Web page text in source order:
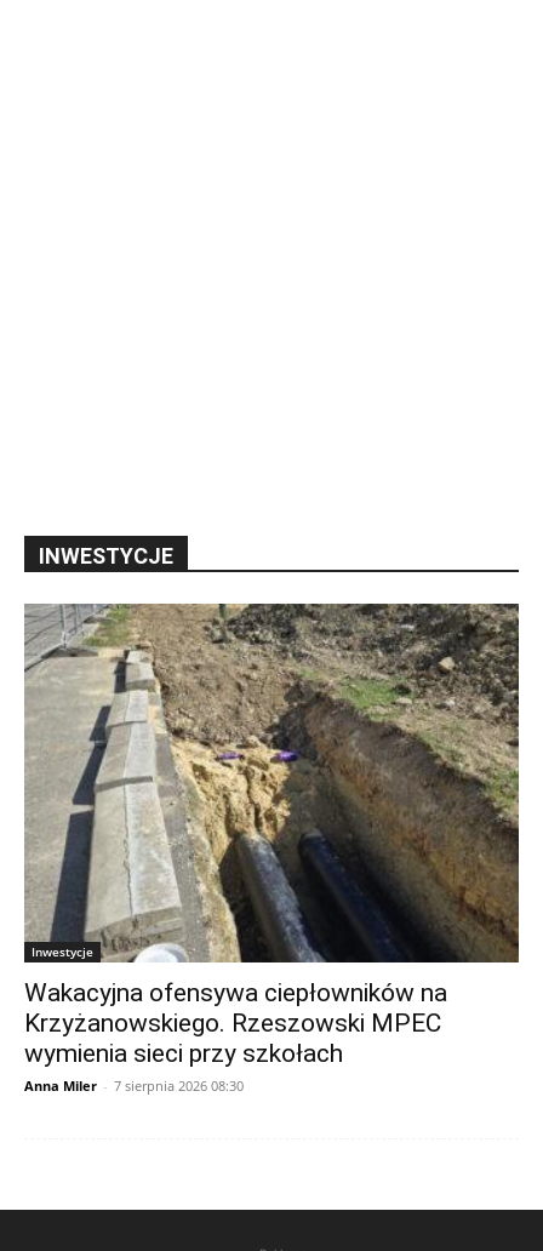
INWESTYCJE
Inwestycje
Wakacyjna ofensywa ciepłowników na
Krzyżanowskiego. Rzeszowski MPEC
wymienia sieci przy szkołach
Anna Miler - 7 sierpnia 2026 08:30